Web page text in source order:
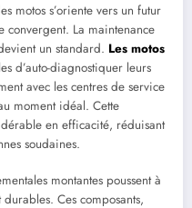
motos s’oriente vers un futur
La maintenance
un standard. Les motos
d’auto-diagnostiquer leurs
avec les centres de service
moment idéal. Cette
en efficacité, réduisant
soudaines.
montantes poussent à
Ces composants,